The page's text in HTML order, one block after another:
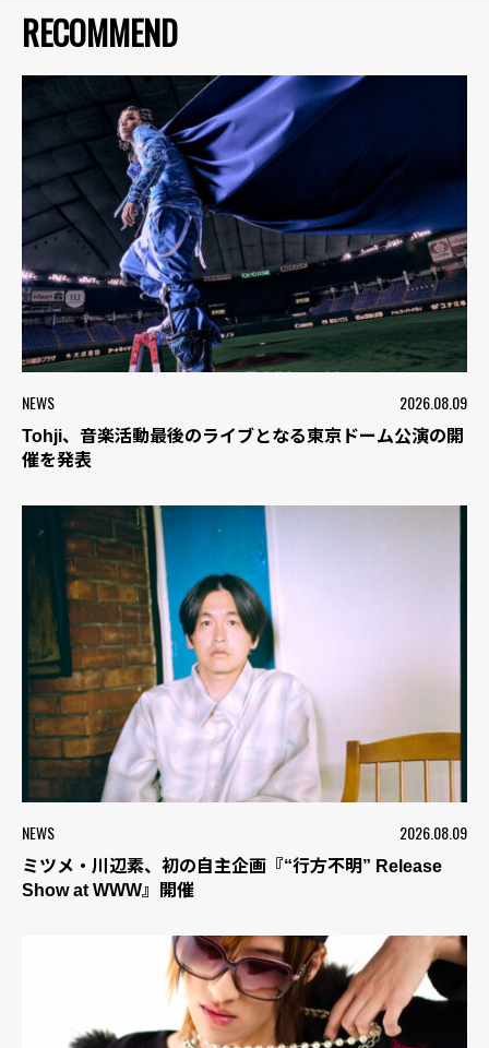
RECOMMEND
NEWS 2026.08.09
Tohji、音楽活動最後のライブとなる東京ドーム公演の開
催を発表
NEWS 2026.08.09
ミツメ・川辺素、初の自主企画『“行方不明” Release
Show at WWW』開催